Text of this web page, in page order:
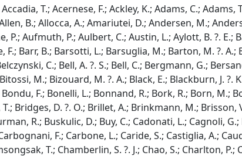
Guidi, G. ?. M.; Guido, C.; Gushwa, K.; Gustafson, E. ?. K.; Gustafson, R.; Hammer, D.; Hammond, G.; Hanke, M.; Hanks, J.; Hanna, C.; Hanson, J.; Harms, J.; Harry, G. ?. M.; Harry, I. ?. W.; Harstad, E. ?. D.; Hart, M.; Hartman, M. ?. T.; Haster, C. J.; Haughian, K.; Heidmann, A.; Heintze, M.; Heitmann, H.; Hello, P.; Hemming, G.; Hendry, M.; Heng, I. ?. S.; Heptonstall, A. ?. W.; Heurs, M.; Hewitson, M.; Hild, S.; Hoak, D.; Hodge, K. ?. A.; Holt, K.; Hooper, S.; Hopkins, P.; Hosken, D. ?. J.; Hough, J.; Howell, E. ?. J.; Hu, Y.; Huerta, E.; Hughey, B.; Husa, S.; Huttner, S. ?. H.; Huynh, M.; Huynh Dinh, T.; Ingram, D. ?. R.; Inta, R.; Isogai, T.; Ivanov, A.; Iyer, B. ?. R.; Izumi, K.; Jacobson, M.; James, E.; Jang, H.; Jaranowski, P.; Ji, Y.; Jim?nez Forteza, F.; Johnson, W. ?. W.; Jones, D. ?. I.; Jones, R.; Jonker, R. ?. J. ?. G.; Ju, L.; Haris, K.; Kalmus, P.; Kalogera, V.; Kandhasamy, S.; Kang, G.; Kanner, J. ?. B.; Karlen, J.; Kasprzack, M.; Katsavounidis, E.; Katzman, W.; Kaufer, H.; Kawabe, K.; Kawazoe, F.; K?f?lian, F.; Keiser, G. ?. M.; Keitel, D.; Kelley, D. ?. B.; Kells, W.; Khalaidovski, A.; Khalili, F. ?. Y.; Khazanov, E. ?. A.; Kim, C.; Kim, K.; Kim, N.; Kim, N. ?. G.; Kim, Y. M.; King, E. ?. J.; King, P. ?. J.; Kinzel, D. ?. L.; Kissel, J. ?. S.; Klimenko, S.; Kline, J.; Koehlenbeck, S.; Kokeyama, K.; Kondrashov, V.; Koranda, S.; Korth, W. ?. Z.; Kowalska, I.; Kozak, D. ?. B.; Kremin, A.; Kringel, V.; Kr?lak, A.; Kuehn, G.; Kumar, A.; Kumar, P.; Kumar, R.; Kuo, L.; Kutynia, A.; Kwee, P.; Landry, M.; Lantz, B.; Larson, S.; Lasky, P. ?. D.; Lawrie, C.; Lazzarini, A.; Lazzaro, C.; Leaci, P.; Leavey, S.; Lebigot, E. ?. O.; Lee, C. H.; Lee, H. ?. K.; Lee, H. ?. M.; Lee, J.; Leonardi, M.; Leong, J. ?. R.; Le Roux, A.; Leroy, N.; Letendre, N.; Levin, Y.; Levine, B.; Lewis, J.; T. ?. G. ?. F., Li; Libbrecht, K.; Libson, A.; Lin, A. ?. C.; Littenberg, T. ?. B.; Litvine, V.; Lockerbie, N. ?. A.; Lockett, V.; Lodhia, D.; Loew, K.; Logue, J.; Lombardi, A. ?. L.; Lorenzini, M.; Loriette, V.; Lormand, M.; Losurdo, G.; Lough, J.; Lubinski, M. ?. J.; L?ck, H.; Luijten, E.; Lundgren, A. ?. P.; Lynch, R.; Ma, Y.; Macarthur, J.; Macdonald, E. ?. P.; Macdonald, T.; Machenschalk, B.; Macinnis, M.; Macleod, D. ?. M.; Magana Sandoval, F.; Mageswaran, M.; Maglione, C.; Mailand, K.; Majorana, E.; Maksimovic, I.; Malvezzi, V.; Man, N.; Manca, G. ?. M.; Mandel, I.; Mandic, V.; Mangano, V.; Mangini, N.; Mantovani, M.; Marchesoni, F.; Marion, F.; M?rka, S.; M?rka, Z.; Markosyan, A.; Maros, E.; Marque, J.; Martelli, F.; Martin, I. ?. W.; Martin, R. ?. M.; Martinelli, L.; Martynov, D.; Marx, J. ?. N.; Mason, K.; Masserot, A.; Massinger, T. ?. J.; Matichard, F.; Matone, L.; Matzner, R. ?. A.; Mavalvala, N.; Mazumder, N.; Mazzolo, G.; Mccarthy, R.; Mcclelland, D. ?. E.; Mcguire, S. ?. C.; Mcintyre, G.; Mciver, J.; Mclin, K.; Meacher, D.; Meadors, G. ?. D.; Mehmet, M.; Meidam, J.; Meinders, M.; Melatos, A.; Mendell, G.; Mercer, R. ?. A.; Meshkov, S.; Messenger, C.; Meyers, P.; Miao, H.; Michel, C.; Mikhailov, E. ?. E.; Milano, Leopoldo; Milde, S.; Miller, J.;